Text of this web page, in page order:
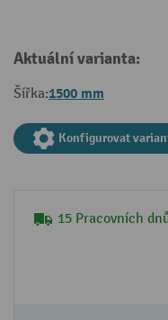
Aktuální varianta:
Šířka:1500 mm
Konfigurovat
15 Pracovních